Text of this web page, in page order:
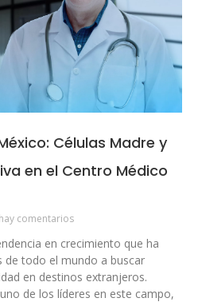
Células Madre y
en el Centro Médico
comentarios
en crecimiento que ha
de todo el mundo a buscar
en destinos extranjeros.
de los líderes en este campo,